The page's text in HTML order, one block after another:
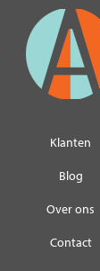
Klanten
Blog
Over ons
Contact